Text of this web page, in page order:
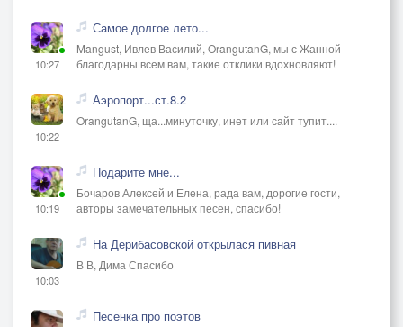
10:27
Самое долгое лето...
Mangust, Ивлев Василий, OrangutanG, мы с Жанной
благодарны всем вам, такие отклики вдохновляют!
10:22
Аэропорт...ст.8.2
OrangutanG, ща...минуточку, инет или сайт тупит....
10:19
Подарите мне...
Бочаров Алексей и Елена, рада вам, дорогие гости,
авторы замечательных песен, спасибо!
10:03
На Дерибасовской открылася пивная
В В, Дима Спасибо
Песенка про поэтов